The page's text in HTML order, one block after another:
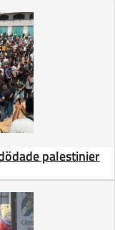
palestinier